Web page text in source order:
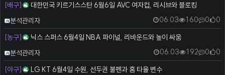
[배구]
대한민국 키르기스스탄 6월6일 AVC 여자컵, 리시브와 블로킹
등록자
분석관리자 06.03 160 0
0
[농구]
닉스 스퍼스 6월4일 NBA 파이널, 리바운드와 높이 싸움
등록자
분석관리자 06.03 192 0
0
[야구]
LG KT 6월4일 수원, 선두권 불펜과 홈 타율 변수